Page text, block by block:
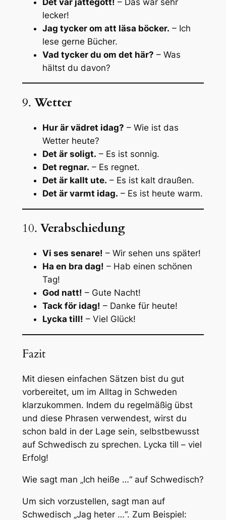
lecker!
Jag tycker om att läsa böcker. – Ich
lese gerne Bücher.
Vad tycker du om det här? – Was
hältst du davon?
9. Wetter
Hur är vädret idag? – Wie ist das
Wetter heute?
Det är soligt. – Es ist sonnig.
Det regnar. – Es regnet.
Det är kallt ute. – Es ist kalt draußen.
Det är varmt idag. – Es ist heute warm.
10. Verabschiedung
Vi ses senare! – Wir sehen uns später!
Ha en bra dag! – Hab einen schönen
Tag!
God natt! – Gute Nacht!
Tack för idag! – Danke für heute!
Lycka till! – Viel Glück!
Fazit
Mit diesen einfachen Sätzen bist du gut
vorbereitet, um im Alltag in Schweden
klarzukommen. Indem du regelmäßig übst
und diese Phrasen verwendest, wirst du
schon bald in der Lage sein, selbstbewusst
auf Schwedisch zu sprechen. Lycka till – viel
Erfolg!
Wie sagt man „Ich heiße …“ auf Schwedisch?
Um sich vorzustellen, sagt man auf
Schwedisch „Jag heter …“. Zum Beispiel: